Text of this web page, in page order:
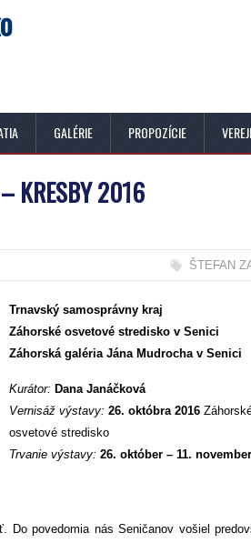
GALÉRIE PROPOZÍCIE
KRESBY 2016
ŠTEFAN
Trnavský samosprávny kraj
Záhorské osvetové stredisko v Senici
Záhorská galéria Jána Mudrocha v Senici
Kurátor: Dana Janáčková
Vernisáž výstavy: 26. októbra 2016
osvetové stredisko
Trvanie výstavy: 26. október – 11.
Do povedomia nás Seničanov vošiel